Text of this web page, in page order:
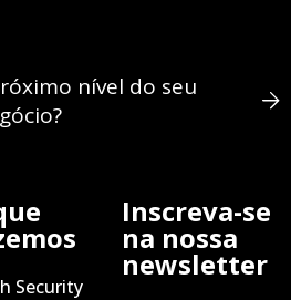
nível do seu
Security
Inscreva-se
na nossa
newsletter